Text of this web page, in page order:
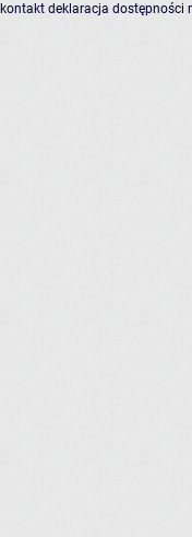
kontakt deklaracja dostępności